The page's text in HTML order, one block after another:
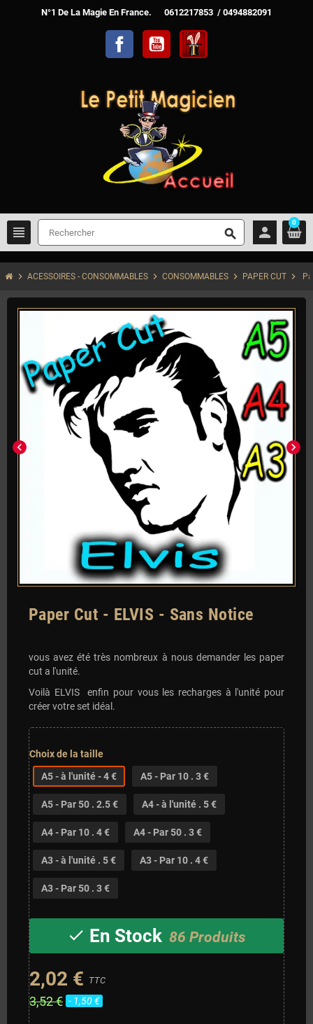
N°1 De La Magie En France. 0612217853 / 0494882091
Facebook YouTube
view_headline search person
0
chevron_right ACESSOIRES - CONSOMMABLES chevron_right CONSOMMABLES chevron_right PAPER CUT chevron_right
chevron_left chevron_right
Paper Cut - ELVIS - Sans Notice
vous avez été très nombreux à nous demander les paper
cut a l'unité.
Voilà ELVIS enfin pour vous les recharges à l'unité pour
créer votre set idéal.
Choix de la taille
A5 - à l'unité - 4 €
A5 - Par 10 . 3 €
A5 - Par 50 . 2.5 € A4 - à l'unité . 5 €
A4 - Par 10 . 4 € A4 - Par 50 . 3 €
A3 - à l'unité . 5 € A3 - Par 10 . 4 €
A3 - Par 50 . 3 €
check En Stock 86 Produits
2,02 € TTC
3,52 € - 1,50 €